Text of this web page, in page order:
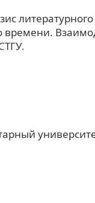
времени.